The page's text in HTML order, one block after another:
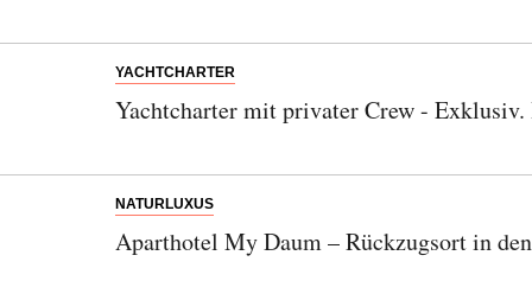
YACHTCHARTER
Yachtcharter mit privater Crew -
NATURLUXUS
Aparthotel My Daum – Rückzugsort in